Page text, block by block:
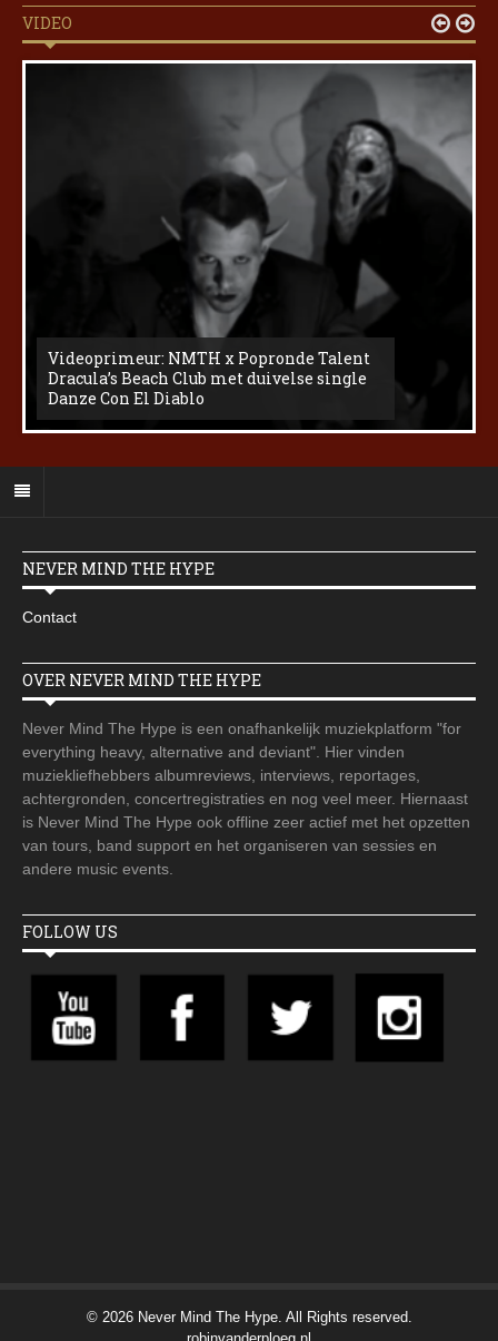
VIDEO
Videoprimeur: NMTH x Popronde Talent
Dracula’s Beach Club met duivelse single
Danze Con El Diablo
 
NEVER MIND THE HYPE
Contact
OVER NEVER MIND THE HYPE
Never Mind The Hype is een onafhankelijk muziekplatform "for
everything heavy, alternative and deviant". Hier vinden
muziekliefhebbers albumreviews, interviews, reportages,
achtergronden, concertregistraties en nog veel meer. Hiernaast
is Never Mind The Hype ook offline zeer actief met het opzetten
van tours, band support en het organiseren van sessies en
andere music events.
FOLLOW US
© 2026 Never Mind The Hype. All Rights reserved.